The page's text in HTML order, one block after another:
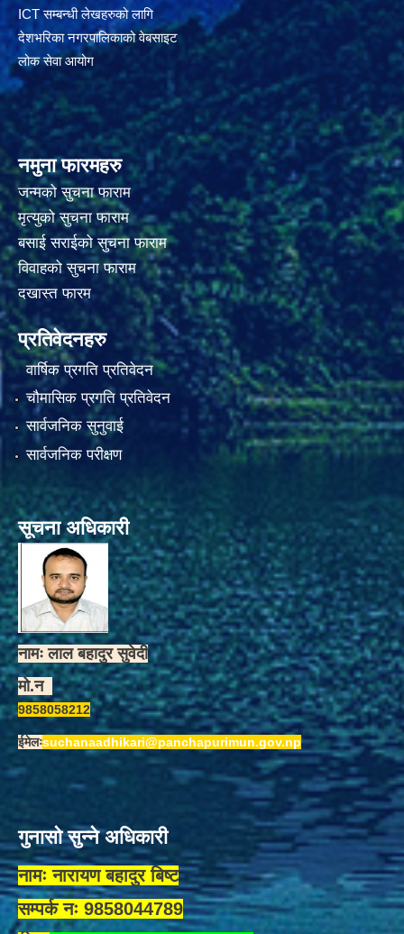
ICT सम्बन्धी लेखहरुको लागि
देशभरिका नगरपालिकाको वेबसाइट
लोक सेवा आयोग
नमुना फारमहरु
जन्मको सुचना फाराम
मृत्युको सुचना फाराम
बसाई सराईको सुचना फाराम
विवाहको सुचना फाराम
दखास्त फारम
प्रतिवेदनहरु
वार्षिक प्रगति प्रतिवेदन
चौमासिक प्रगति प्रतिवेदन
सार्वजनिक सुनुवाई
सार्वजनिक परीक्षण
सूचना अधिकारी
नामः लाल बहादुर सुवेदी
मो.न
9858058212
ईमेलःsuchanaadhikari@panchapurimun.gov.np
गुनासो सुन्ने अधिकारी
नामः नारायण बहादुर बिष्ट
सम्पर्क नः 9858044789